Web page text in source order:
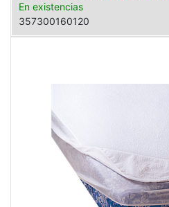
En existencias
357300160120